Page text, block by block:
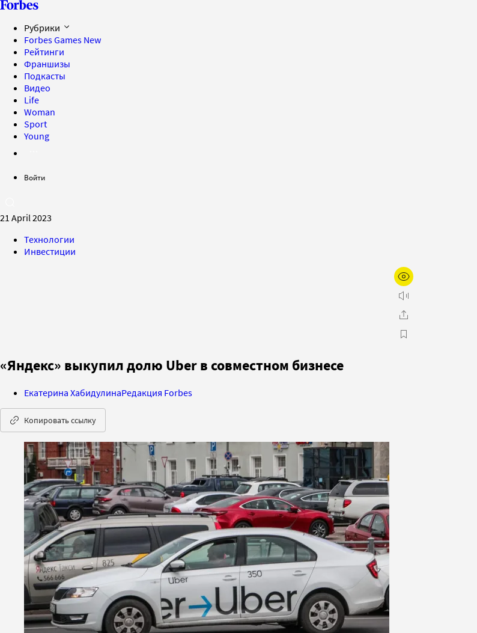
Рубрики
Forbes Games New
Рейтинги
Франшизы
Подкасты
Видео
Life
Woman
Sport
Young
Войти
21 April 2023
Технологии
Инвестиции
«Яндекс» выкупил долю Uber в совместном бизнесе
Екатерина ХабидулинаРедакция Forbes
Копировать ссылку